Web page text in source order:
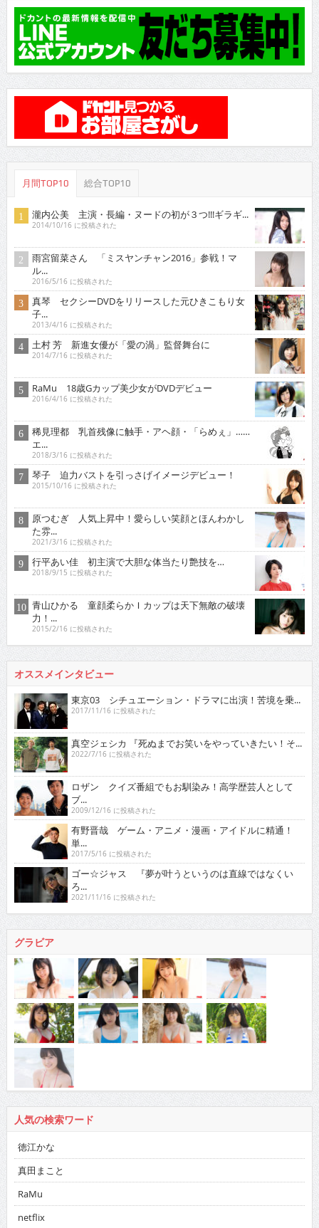
月間TOP10 総合TOP10
瀧内公美 主演・長編・ヌードの初が３つ!!!ギラギ...
2014/10/16 に投稿された
雨宮留菜さん 「ミスヤンチャン2016」参戦！マ
ル...
2016/5/16 に投稿された
真琴 セクシーDVDをリリースした元ひきこもり女
子...
2013/4/16 に投稿された
土村 芳 新進女優が「愛の渦」監督舞台に
2014/7/16 に投稿された
RaMu 18歳Gカップ美少女がDVDデビュー
2016/4/16 に投稿された
稀見理都 乳首残像に触手・アヘ顔・「らめぇ」……
エ...
2018/3/16 に投稿された
琴子 迫力バストを引っさげイメージデビュー！
2015/10/16 に投稿された
原つむぎ 人気上昇中！愛らしい笑顔とほんわかし
た雰...
2021/3/16 に投稿された
行平あい佳 初主演で大胆な体当たり艶技を…
2018/9/15 に投稿された
青山ひかる 童顔柔らかＩカップは天下無敵の破壊
力！...
2015/2/16 に投稿された
オススメインタビュー
東京03 シチュエーション・ドラマに出演！苦境を乗...
2017/11/16 に投稿された
真空ジェシカ 『死ぬまでお笑いをやっていきたい！そ...
2022/7/16 に投稿された
ロザン クイズ番組でもお馴染み！高学歴芸人として
ブ...
2009/12/16 に投稿された
有野晋哉 ゲーム・アニメ・漫画・アイドルに精通！
単...
2017/5/16 に投稿された
ゴー☆ジャス 『夢が叶うというのは直線ではなくい
ろ...
2021/11/16 に投稿された
グラビア
人気の検索ワード
徳江かな
真田まこと
RaMu
netflix